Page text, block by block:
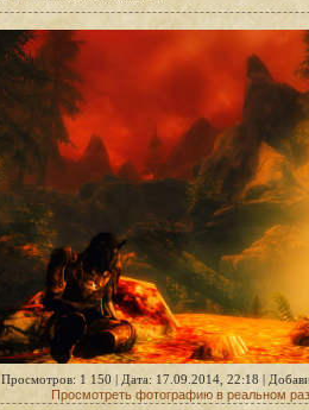
Просмотров: 1 150 | Дата: 17.09.2014, 22:18 |
Просмотреть фотографию в реальном